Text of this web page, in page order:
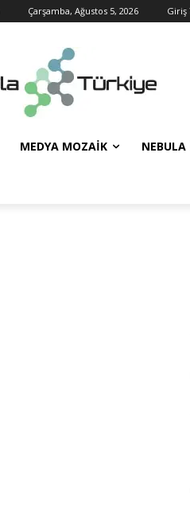
Çarşamba, Ağustos 5, 2026 Giriş
MEDYA MOZAIK NEBULA